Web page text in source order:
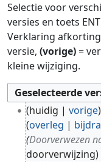
Selectie voor
versies en toets
Verklaring
versie, (vorige)=
kleine wijziging.
huidig vorige
overleg
Doorverwezen
doorverwijzing